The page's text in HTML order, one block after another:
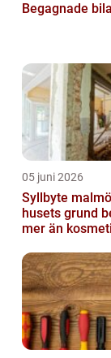
Begagnade
05 juni 2026
Syllbyte malmö när
husets grund
mer än